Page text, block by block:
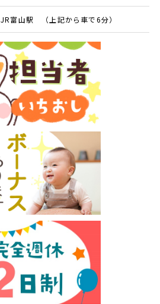
JR富山駅 （上記から車で6分）